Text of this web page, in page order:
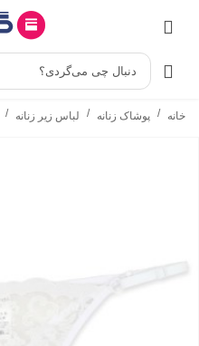
دنبال چی می‌گردی؟
خانه / پوشاک زنانه / لباس زیر زنانه /